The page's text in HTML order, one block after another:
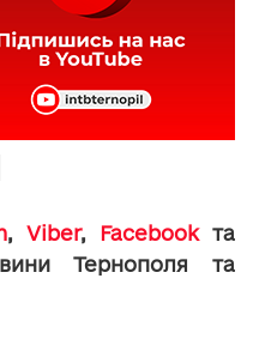
, Viber, Facebookта
Тернополя та